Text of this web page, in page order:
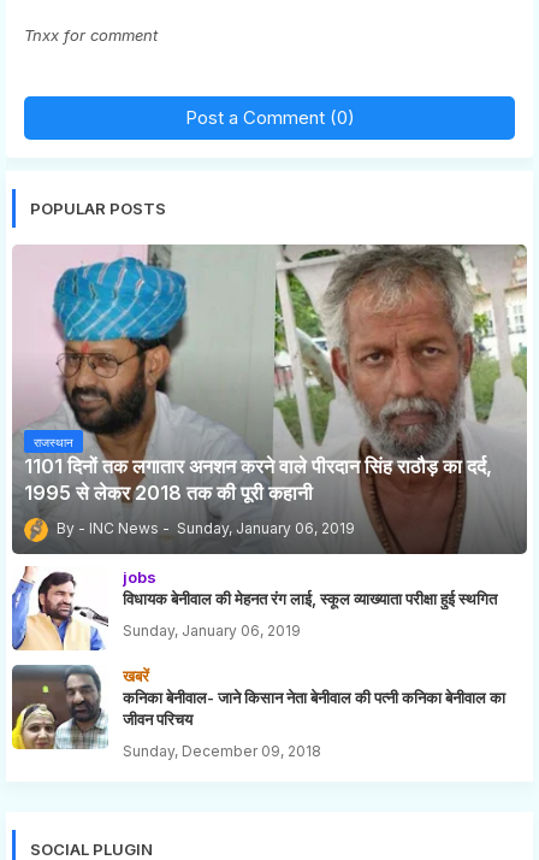
Tnxx for comment
Post a Comment (0)
POPULAR POSTS
राजस्थान
1101 दिनों तक लगातार अनशन करने वाले पीरदान सिंह राठौड़ का दर्द,
1995 से लेकर 2018 तक की पूरी कहानी
INC News Sunday, January 06, 2019
jobs
विधायक बेनीवाल की मेहनत रंग लाई, स्कूल व्याख्याता परीक्षा हुई स्थगित
Sunday, January 06, 2019
खबरें
कनिका बेनीवाल- जाने किसान नेता बेनीवाल की पत्नी कनिका बेनीवाल का
जीवन परिचय
Sunday, December 09, 2018
SOCIAL PLUGIN